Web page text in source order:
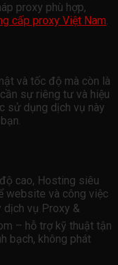
proxy phù hợp,
cấp proxy Việt Nam
và tốc độ mà còn là
sự riêng tư và hiệu
sử dụng dịch vụ này
cao, Hosting siêu
website và công việc
vụ Proxy &
– hỗ trợ kỹ thuật tận
bạch, không phát